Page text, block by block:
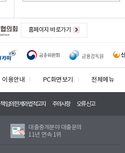
홈페이지 바로가기
이용안내 PC화면보기 전체메뉴
책임의한계와법적고지 주의사항 오류신고
대출중개분야 대출문의
11년 연속 1위